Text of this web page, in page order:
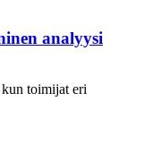
analyysi
toimijat eri